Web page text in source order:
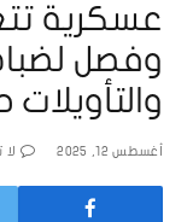
عسكرية
وفصل
والتأويلات
أغسطس 12, 2025